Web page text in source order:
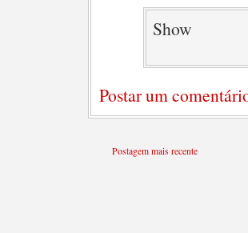
Show
Postar um
Postagem mais recente